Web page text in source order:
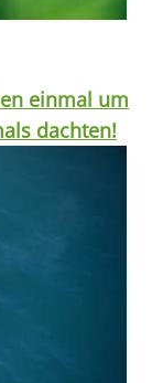
einmal um
dachten!